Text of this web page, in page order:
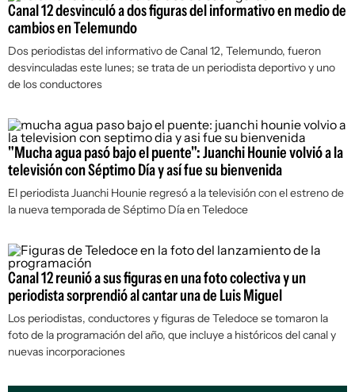
Canal 12 desvinculó a dos figuras del informativo en medio de
cambios en Telemundo
Dos periodistas del informativo de Canal 12, Telemundo, fueron
desvinculadas este lunes; se trata de un periodista deportivo y uno
de los conductores
"Mucha agua pasó bajo el puente": Juanchi Hounie volvió a la
televisión con Séptimo Día y así fue su bienvenida
El periodista Juanchi Hounie regresó a la televisión con el estreno de
la nueva temporada deSéptimo Díaen Teledoce
Canal 12 reunió a sus figuras en una foto colectiva y un
periodista sorprendió al cantar una de Luis Miguel
Los periodistas, conductores y figuras de Teledoce se tomaron la
foto de la programación del año, que incluye a históricos del canal y
nuevas incorporaciones